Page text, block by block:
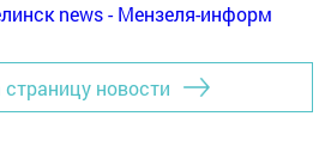
news - Мензеля-информ
страницу новости